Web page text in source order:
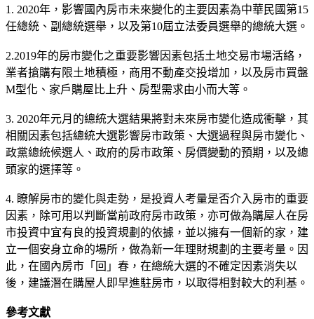
1. 2020年，影響國內房市未來變化的主要因素為中華民國第15
任總統、副總統選舉，以及第10屆立法委員選舉的總統大選。
2.2019年的房市變化之重要影響因素包括土地交易市場活絡，
業者搶購有限土地積極，商用不動產交投增加，以及房市買盤
M型化、家戶購屋比上升、房型需求由小而大等。
3. 2020年元月的總統大選結果將對未來房市變化造成衝擊，其
相關因素包括總統大選影響房市政策、大選過程與房市變化、
政黨總統候選人、政府的房市政策、房價變動的預期，以及總
頭家的選擇等。
4. 瞭解房市的變化與走勢，是投資人考量是否介入房市的重要
因素，除可用以判斷當前政府房市政策，亦可做為購屋人在房
市投資中宜有良的投資規劃的依據，並以擁有一個新的家，建
立一個安身立命的場所，做為新一年理財規劃的主要考量。因
此，在國內房市「回」春，在總統大選的不確定因素消失以
後，建議潛在購屋人即早進駐房市，以取得相對較大的利基。
參考文獻